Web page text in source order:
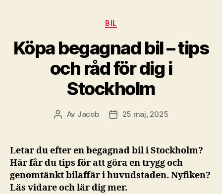
Kategorier
BIL
Köpa begagnad bil – tips
och råd för dig i
Stockholm
Inläggsförfattare
Av Jacob Inläggsdatum
25 maj, 2025
Letar du efter en begagnad bil i Stockholm?
Här får du tips för att göra en trygg och
genomtänkt bilaffär i huvudstaden. Nyfiken?
Läs vidare och lär dig mer.